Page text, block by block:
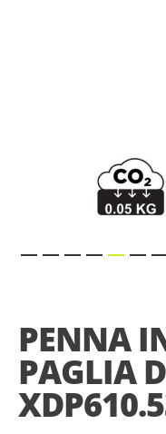
beginning
of
the
images
gallery
PENNA
PAGLIA